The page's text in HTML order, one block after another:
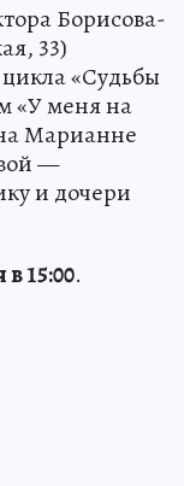
Борисова-
33)
«Судьбы
«У меня на
Марианне
—
и дочери
15:00.